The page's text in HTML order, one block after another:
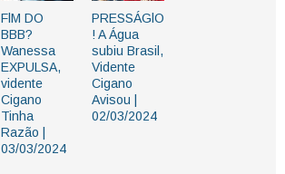
FlM DO
BBB?
Wanessa
EXPULSA,
vidente
Cigano
Tinha
Razão |
03/03/2024
PRESSÁGlO
! A Água
subiu Brasil,
Vidente
Cigano
Avisou |
02/03/2024